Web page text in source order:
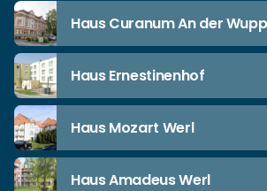
Haus Curanum An der
Haus Ernestinenhof
Haus Mozart Werl
Haus Amadeus Werl